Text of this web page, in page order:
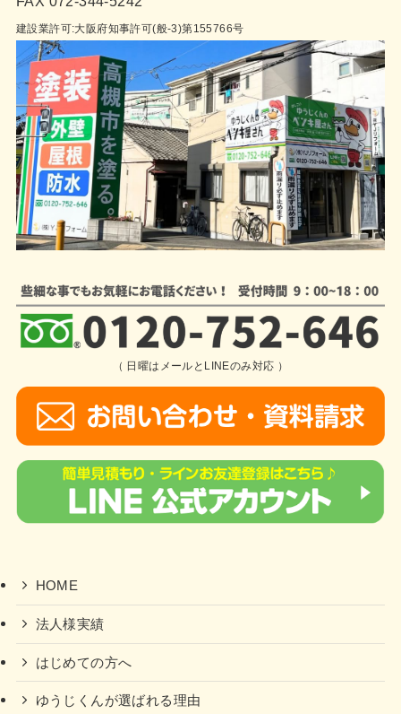
建設業許可:大阪府知事許可(般-3)第155766号
（ 日曜はメールとLINEのみ対応 ）
HOME
法人様実績
はじめての方へ
ゆうじくんが選ばれる理由